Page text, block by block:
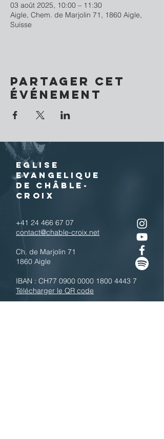
03 août 2025, 10:00 – 11:30
Aigle, Chem. de Marjolin 71, 1860 Aigle,
Suisse
Partager cet
événement
EGLISE
EVANGELIQUE
DE CHÂBLE-
CROIX
+41 24 466 67 07
contact@chable-croix.net
Ch. de Marjolin 71
1860 Aigle
IBAN : CH77 0900 0000 1800 4443 7
Télécharger le QR code